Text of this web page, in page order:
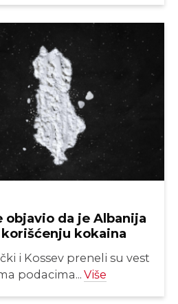
objavio da je Albanija
kokaina
i Kossev preneli su vest
podacima... Više